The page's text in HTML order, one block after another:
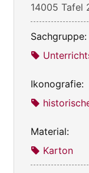
14005 Tafel
Sachgruppe:
Ikonografie:
Material:
Karton